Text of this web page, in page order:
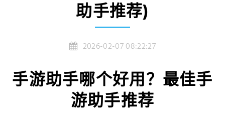
助手推荐)
2026-02-07 08:22:27
手游助手哪个好用？最佳手
游助手推荐